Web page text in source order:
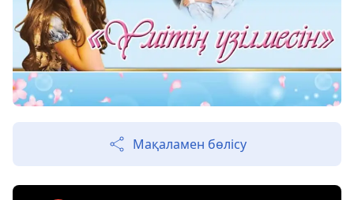
Мақаламен бөлісу